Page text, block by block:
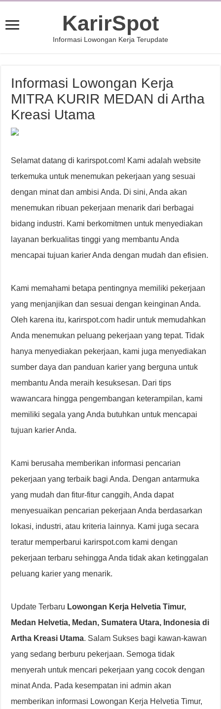
KarirSpot
Informasi Lowongan Kerja Terupdate
Informasi Lowongan Kerja
MITRA KURIR MEDAN di Artha
Kreasi Utama
Selamat datang di karirspot.com! Kami adalah website
terkemuka untuk menemukan pekerjaan yang sesuai
dengan minat dan ambisi Anda. Di sini, Anda akan
menemukan ribuan pekerjaan menarik dari berbagai
bidang industri. Kami berkomitmen untuk menyediakan
layanan berkualitas tinggi yang membantu Anda
mencapai tujuan karier Anda dengan mudah dan efisien.
Kami memahami betapa pentingnya memiliki pekerjaan
yang menjanjikan dan sesuai dengan keinginan Anda.
Oleh karena itu, karirspot.com hadir untuk memudahkan
Anda menemukan peluang pekerjaan yang tepat. Tidak
hanya menyediakan pekerjaan, kami juga menyediakan
sumber daya dan panduan karier yang berguna untuk
membantu Anda meraih kesuksesan. Dari tips
wawancara hingga pengembangan keterampilan, kami
memiliki segala yang Anda butuhkan untuk mencapai
tujuan karier Anda.
Kami berusaha memberikan informasi pencarian
pekerjaan yang terbaik bagi Anda. Dengan antarmuka
yang mudah dan fitur-fitur canggih, Anda dapat
menyesuaikan pencarian pekerjaan Anda berdasarkan
lokasi, industri, atau kriteria lainnya. Kami juga secara
teratur memperbarui karirspot.com kami dengan
pekerjaan terbaru sehingga Anda tidak akan ketinggalan
peluang karier yang menarik.
Update Terbaru Lowongan Kerja Helvetia Timur,
Medan Helvetia, Medan, Sumatera Utara, Indonesia di
Artha Kreasi Utama. Salam Sukses bagi kawan-kawan
yang sedang berburu pekerjaan. Semoga tidak
menyerah untuk mencari pekerjaan yang cocok dengan
minat Anda. Pada kesempatan ini admin akan
memberikan informasi Lowongan Kerja Helvetia Timur,